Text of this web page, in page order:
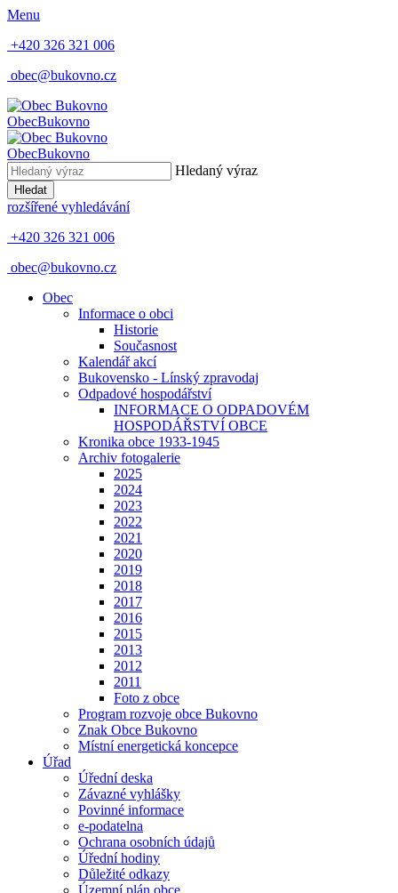
Menu
+420 326 321 006
obec@bukovno.cz
ObecBukovno
ObecBukovno
Hledaný výraz
Hledat
rozšířené vyhledávání
+420 326 321 006
obec@bukovno.cz
Obec
Informace o obci
Historie
Současnost
Kalendář akcí
Bukovensko - Línský zpravodaj
Odpadové hospodářství
INFORMACE O ODPADOVÉM
HOSPODÁŘSTVÍ OBCE
Kronika obce 1933-1945
Archiv fotogalerie
2025
2024
2023
2022
2021
2020
2019
2018
2017
2016
2015
2013
2012
2011
Foto z obce
Program rozvoje obce Bukovno
Znak Obce Bukovno
Místní energetická koncepce
Úřad
Úřední deska
Závazné vyhlášky
Povinné informace
e-podatelna
Ochrana osobních údajů
Úřední hodiny
Důležité odkazy
Územní plán obce